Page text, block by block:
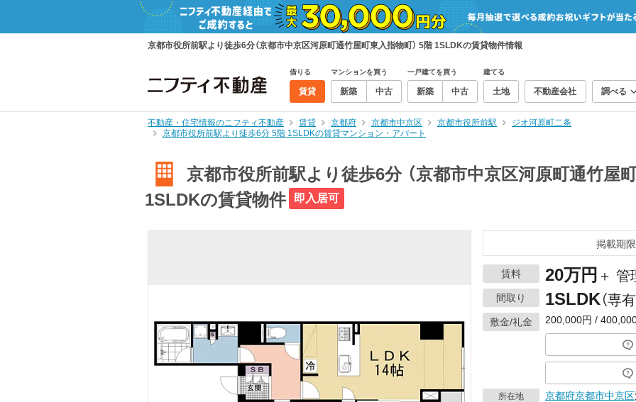
京都市役所前駅より徒歩6分（京都市中京区河原町通竹屋町東入指物町） 5階 1SLDKの賃貸物件情報
借りる
賃貸
マンションを買う
新築 中古
一戸建てを買う
新築 中古
建てる
土地 不動産会社 調べる
不動産・住宅情報のニフティ不動産 賃貸 京都府 京都市中京区 京都市役所前駅
ジオ河原町二条
京都市役所前駅より徒歩6分 5階 1SLDKの賃貸マンション・アパート
京都市役所前駅より徒歩6分 （京都市中京区河原町通竹屋
1SLDKの賃貸物件
即入居可
掲載期
賃料 20万円 ＋ 管
間取り 1SLDK（専
敷金/礼金 200,000円 /
所在地 京都府京都市中京区